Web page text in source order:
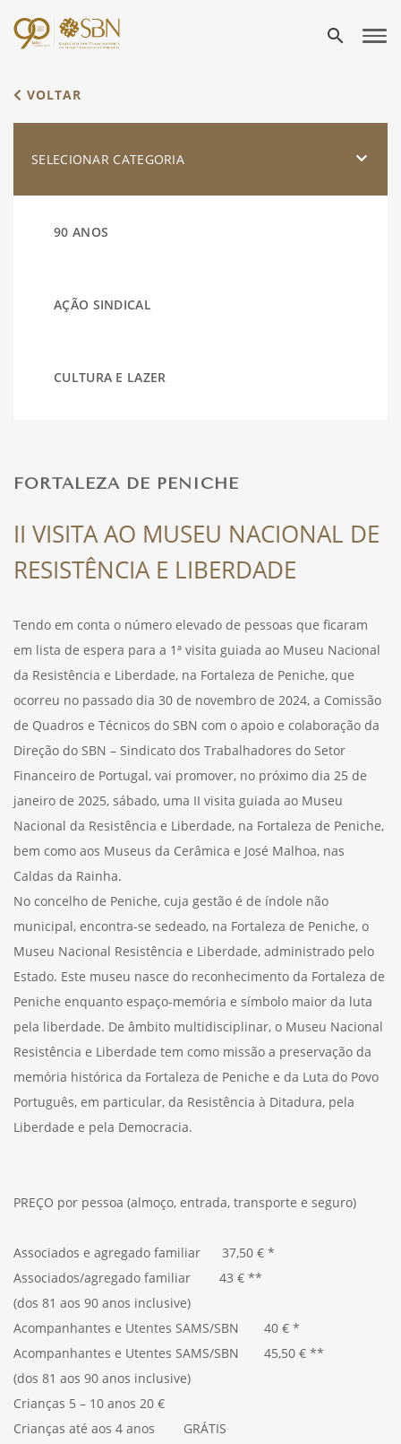
search
VOLTAR
SELECIONAR CATEGORIA
90 ANOS
AÇÃO SINDICAL
CULTURA E LAZER
FÉRIAS
FORTALEZA DE PENICHE
II VISITA AO MUSEU NACIONAL DE
RESISTÊNCIA E LIBERDADE
Tendo em conta o número elevado de pessoas que ficaram
em lista de espera para a 1ª visita guiada ao Museu Nacional
da Resistência e Liberdade, na Fortaleza de Peniche, que
ocorreu no passado dia 30 de novembro de 2024, a Comissão
de Quadros e Técnicos do SBN com o apoio e colaboração da
Direção do SBN – Sindicato dos Trabalhadores do Setor
Financeiro de Portugal, vai promover, no próximo dia 25 de
janeiro de 2025, sábado, uma II visita guiada ao Museu
Nacional da Resistência e Liberdade, na Fortaleza de Peniche,
bem como aos Museus da Cerâmica e José Malhoa, nas
Caldas da Rainha.
No concelho de Peniche, cuja gestão é de índole não
municipal, encontra-se sedeado, na Fortaleza de Peniche, o
Museu Nacional Resistência e Liberdade, administrado pelo
Estado. Este museu nasce do reconhecimento da Fortaleza de
Peniche enquanto espaço-memória e símbolo maior da luta
pela liberdade. De âmbito multidisciplinar, o Museu Nacional
Resistência e Liberdade tem como missão a preservação da
memória histórica da Fortaleza de Peniche e da Luta do Povo
Português, em particular, da Resistência à Ditadura, pela
Liberdade e pela Democracia.
PREÇO por pessoa (almoço, entrada, transporte e seguro)
Associados e agregado familiar 37,50 € *
Associados/agregado familiar 43 € **
(dos 81 aos 90 anos inclusive)
Acompanhantes e Utentes SAMS/SBN 40 € *
Acompanhantes e Utentes SAMS/SBN 45,50 € **
(dos 81 aos 90 anos inclusive)
Crianças 5 – 10 anos 20 €
Crianças até aos 4 anos GRÁTIS